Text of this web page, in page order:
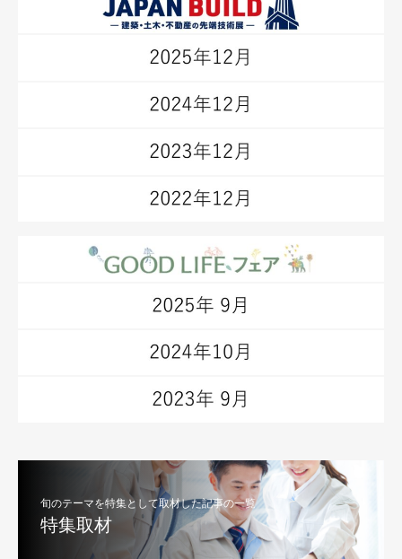
旬のテーマを特集として取材した記事の一覧
特集取材